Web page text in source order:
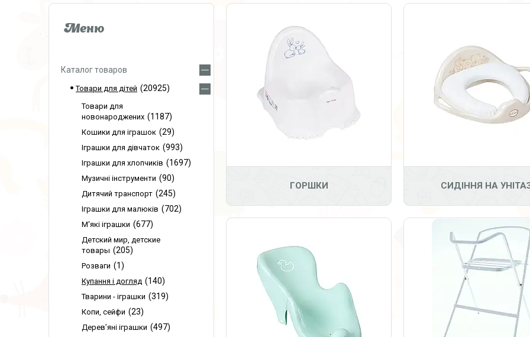
ГОРШКИ СИДІННЯ НА
16 2
Каталог товаров
Товари для дітей 20925
Товари для
новонароджених
1187
Кошики для іграшок 29
Іграшки для дівчаток 993
Іграшки для хлопчиків 1697
Музичні інструменти 90
Дитячий транспорт 245
Іграшки для малюків 702
М'які іграшки 677
Детский мир, детские
товары
205
Розваги 1
Купання і догляд 140
Тварини - іграшки 319
Копи, сейфи 23
Дерев’яні іграшки 497